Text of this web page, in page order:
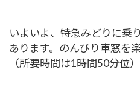
いよいよ、特急みどりに乗
あります。のんびり車窓を
（所要時間は1時間50分位）